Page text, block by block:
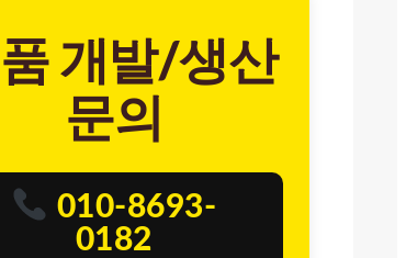
개발/생산
문의
010-8693-
0182